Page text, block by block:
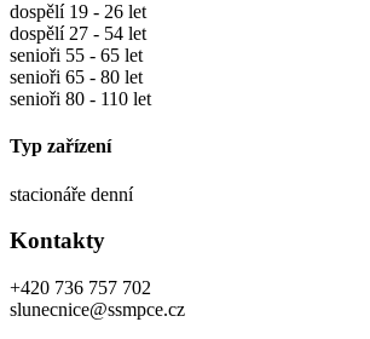
dospělí 19 - 26 let
dospělí 27 - 54 let
senioři 55 - 65 let
senioři 65 - 80 let
senioři 80 - 110 let
Typ zařízení
stacionáře denní
Kontakty
+420 736 757 702
slunecnice@ssmpce.cz